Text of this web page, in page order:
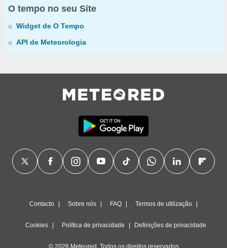
O tempo no seu Site
Widget de O Tempo
API de Meteorologia
Contacto Sobre nós FAQ Termos de utilização
Cookies Política de privacidade Definições de privacidade
© 2026 Meteored. Todos os direitos reservados